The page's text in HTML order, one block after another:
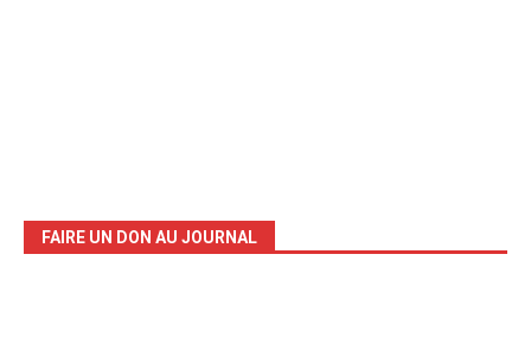
FAIRE UN DON AU JOURNAL